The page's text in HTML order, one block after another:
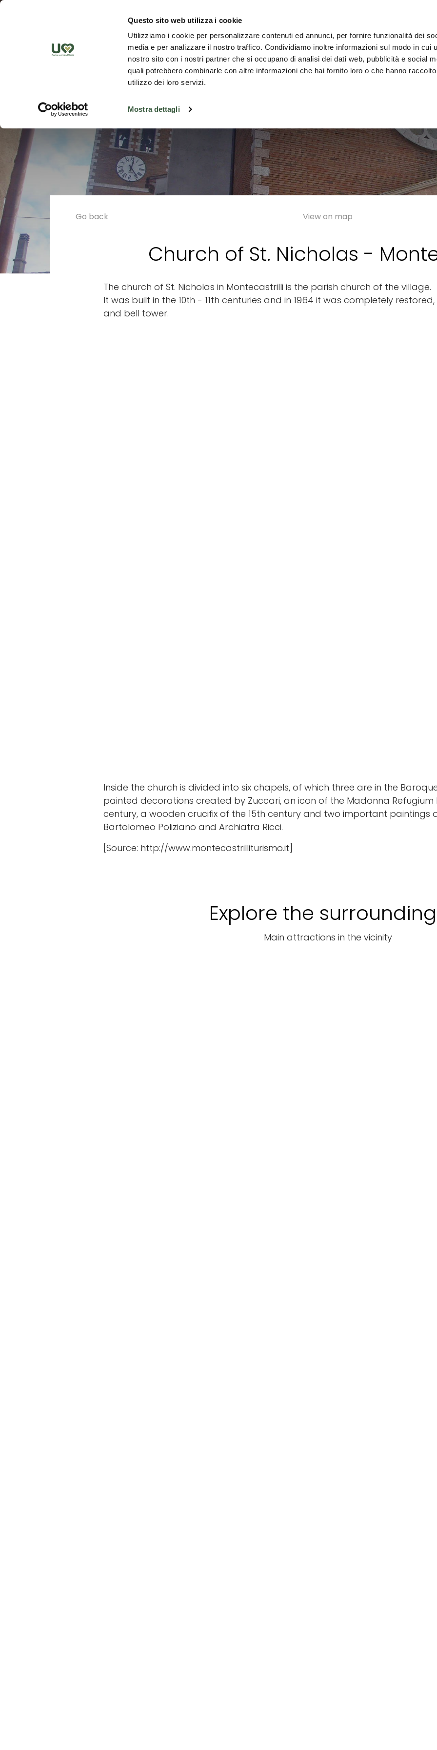
Questo sito web utilizza i cookie
Utilizziamo i cookie per personalizzare contenuti ed annunci, per fornire funzionalità dei
media e per analizzare il nostro traffico. Condividiamo inoltre informazioni sul modo in cui
nostro sito con i nostri partner che si occupano di analisi dei dati web, pubblicità e social
quali potrebbero combinarle con altre informazioni che hai fornito loro o che hanno
utilizzo dei loro servizi.
Mostra dettagli
Discover the region
Go back View on map
Church of St. Nicholas -
The church of St. Nicholas in Montecastrilli is the parish church of the village.
It was built in the 10th - 11th centuries and in 1964 it was completely
and bell tower.
Inside the church is divided into six chapels, of which three are in the
painted decorations created by Zuccari, an icon of the Madonna
century, a wooden crucifix of the 15th century and two important paintings
Bartolomeo Poliziano and Archiatra Ricci.
[Source: http://www.montecastrilliturismo.it]
Explore the
Main attractions in the vicinity